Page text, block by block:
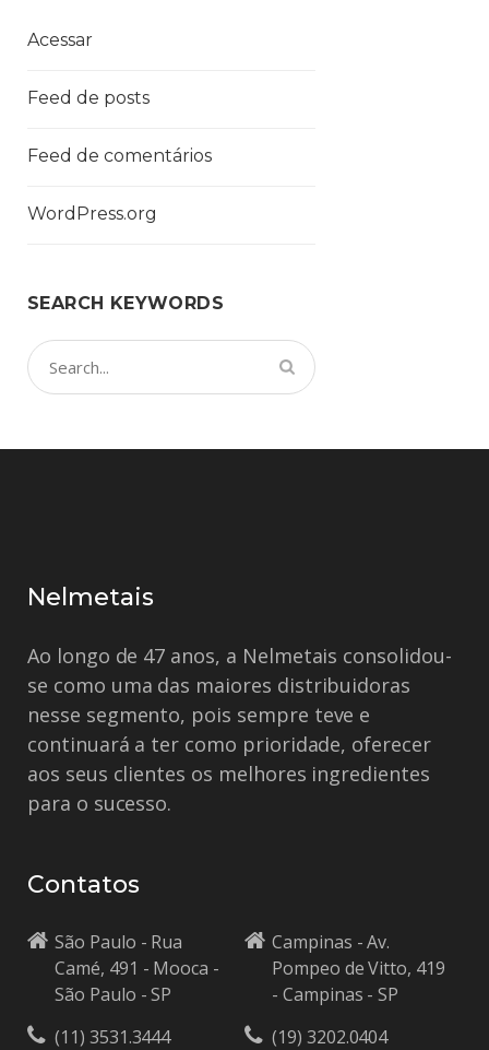
Acessar
Feed de posts
Feed de comentários
WordPress.org
SEARCH KEYWORDS
Nelmetais
Ao longo de 47 anos, a Nelmetais consolidou-
se como uma das maiores distribuidoras
nesse segmento, pois sempre teve e
continuará a ter como prioridade, oferecer
aos seus clientes os melhores ingredientes
para o sucesso.
Contatos
São Paulo - Rua
Camé, 491 - Mooca -
São Paulo - SP
(11) 3531.3444
Campinas - Av.
Pompeo de Vitto, 419
- Campinas - SP
(19) 3202.0404